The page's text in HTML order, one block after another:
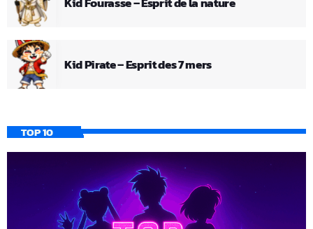
Kid Pirate – Esprit des 7 mers
TOP 10